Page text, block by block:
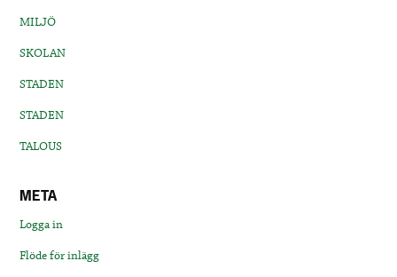
MILJÖ
SKOLAN
STADEN
STADEN
TALOUS
META
Logga in
Flöde för inlägg